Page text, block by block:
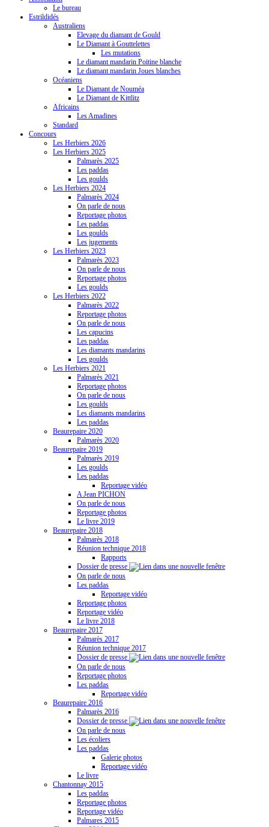
Le bureau
Estrildidés
Australiens
Elevage du diamant de Gould
Le Diamant à Gouttelettes
Les mutations
Le diamant mandarin Poitine blanche
Le diamant mandarin Joues blanches
Océaniens
Le Diamant de Nouméa
Le Diamant de Kittlitz
Africains
Les Amadines
Standard
Concours
Les Herbiers 2026
Les Herbiers 2025
Palmarès 2025
Les paddas
Les goulds
Les Herbiers 2024
Palmarès 2024
On parle de nous
Reportage photos
Les paddas
Les goulds
Les jugements
Les Herbiers 2023
Palmarès 2023
On parle de nous
Reportage photos
Les goulds
Les Herbiers 2022
Palmarès 2022
Reportage photos
On parle de nous
Les capucins
Les paddas
Les diamants mandarins
Les goulds
Les Herbiers 2021
Palmarès 2021
Reportage photos
On parle de nous
Les goulds
Les diamants mandarins
Les paddas
Beaurepaire 2020
Palmarès 2020
Beaurepaire 2019
Palmarès 2019
Les goulds
Les paddas
Reportage vidéo
A Jean PICHON
On parle de nous
Reportage photos
Le livre 2019
Beaurepaire 2018
Palmarès 2018
Réunion technique 2018
Rapports
Dossier de presse
On parle de nous
Les paddas
Reportage vidéo
Reportage photos
Reportage vidéo
Le livre 2018
Beaurepaire 2017
Palmarès 2017
Réunion technique 2017
Dossier de presse
On parle de nous
Reportage photos
Les paddas
Reportage vidéo
Beaurepaire 2016
Palmarès 2016
Dossier de presse
On parle de nous
Les écoliers
Les paddas
Galerie photos
Reportage vidéo
Le livre
Chantonnay 2015
Les paddas
Reportage photos
Reportage vidéo
Palmares 2015